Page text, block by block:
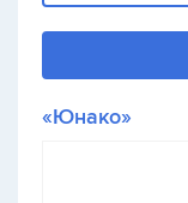
«Юнако»